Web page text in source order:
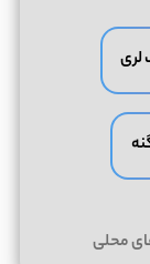
لری
محلی